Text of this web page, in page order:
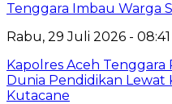
Tenggara Imbau Warga
Rabu, 29 Juli 2026 -
Kapolres Aceh
Dunia Pendidikan Lewat
Kutacane